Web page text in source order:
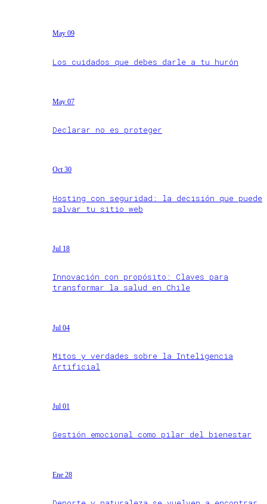
May 09
Los cuidados que debes darle a tu hurón
May 07
Declarar no es proteger
Oct 30
Hosting con seguridad: la decisión que puede
salvar tu sitio web
Jul 18
Innovación con propósito: Claves para
transformar la salud en Chile
Jul 04
Mitos y verdades sobre la Inteligencia
Artificial
Jul 01
Gestión emocional como pilar del bienestar
Ene 28